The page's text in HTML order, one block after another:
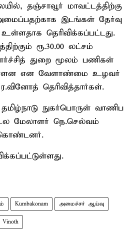
தஞ்சாவூர் மாவட்டத்திற்கு
இடங்கள் தேர்வு
தெரிவிக்கப்பட்டது.
ரூ.30.00 லட்சம்
துறை மூலம் பணிகள்
என வேளாண்மை உழவர்
தெரிவித்தார்கள்.
நுகர்பொருள் வாணிப
மேலாளர் நெ.செல்வம்
கொண்டனர்.
Kumbakonam அமைச்சர் ஆய்வு
Vinoth